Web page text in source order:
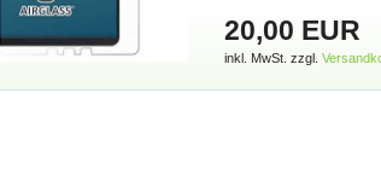
20,00 EUR
inkl. MwSt. zzgl.